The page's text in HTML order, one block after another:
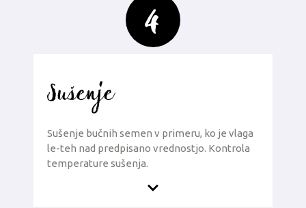
4
Sušenje
Sušenje bučnih semen v primeru, ko je vlaga
le-teh nad predpisano vrednostjo. Kontrola
temperature sušenja.